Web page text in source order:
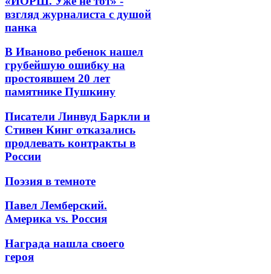
взгляд журналиста с душой
панка
В Иваново ребенок нашел
грубейшую ошибку на
простоявшем 20 лет
памятнике Пушкину
Писатели Линвуд Баркли и
Стивен Кинг отказались
продлевать контракты в
России
Поэзия в темноте
Павел Лемберский.
Америка vs. Россия
Награда нашла своего
героя